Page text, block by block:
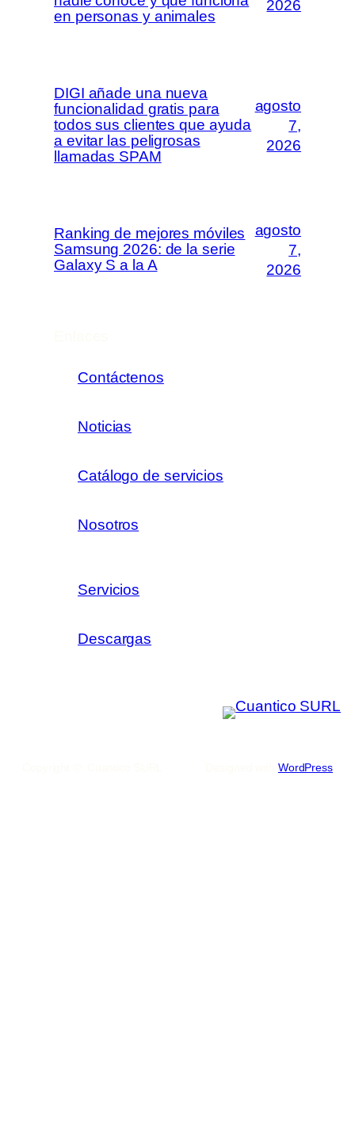
en personas y animales
2026
DIGI añade una nueva
funcionalidad gratis para
todos sus clientes que ayuda
a evitar las peligrosas
llamadas SPAM
agosto
7,
2026
Ranking de mejores móviles
Samsung 2026: de la serie
Galaxy S a la A
agosto
7,
2026
Contáctenos
Noticias
Catálogo de servicios
Nosotros
Servicios
Descargas
WordPress